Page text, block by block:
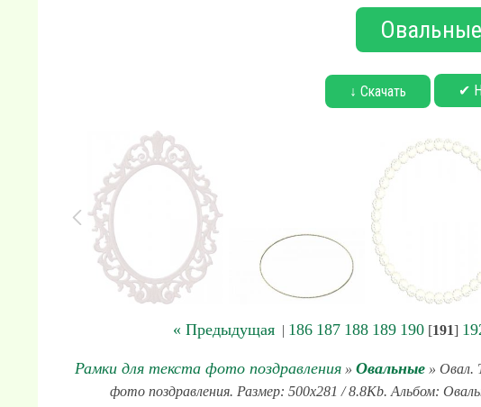
↓ Скачать ✔
« Предыдущая| 186 187 188 189 190[191]
Рамки для текста фото поздравления » Овальные » Овал.
фото поздравления. Размер: 500x281 / 8.8Kb. Альбом: